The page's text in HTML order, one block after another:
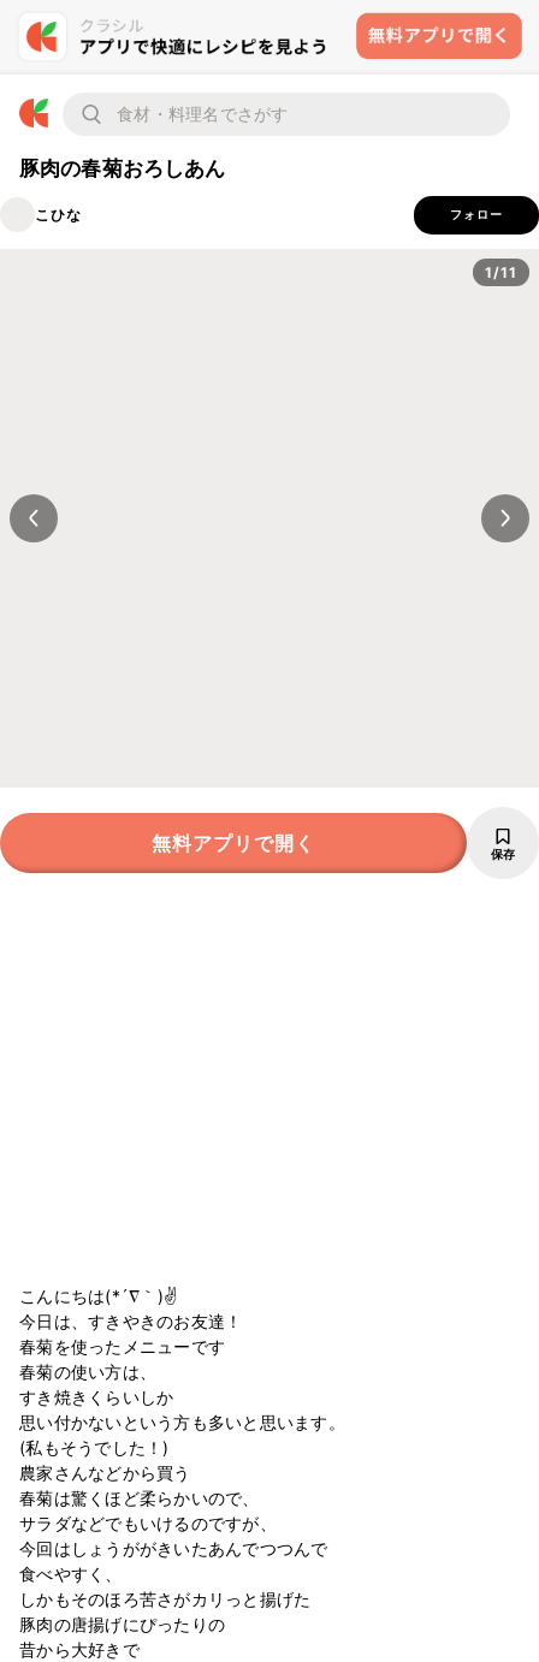
豚肉の春菊おろしあん
こひな フォロー
1/11
無料アプリで開く 保存
こんにちは(*´∇｀)✌️
今日は、すきやきのお友達！
春菊を使ったメニューです
春菊の使い方は、
すき焼きくらいしか
思い付かないという方も多いと思います。
(私もそうでした！)
農家さんなどから買う
春菊は驚くほど柔らかいので、
サラダなどでもいけるのですが、
今回はしょうががきいたあんでつつんで
食べやすく、
しかもそのほろ苦さがカリっと揚げた
豚肉の唐揚げにぴったりの
昔から大好きで